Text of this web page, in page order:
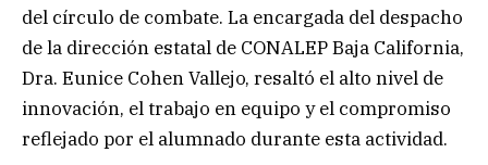
del círculo de combate. La encargada del despacho
de la dirección estatal de CONALEP Baja California,
Dra. Eunice Cohen Vallejo, resaltó el alto nivel de
innovación, el trabajo en equipo y el compromiso
reflejado por el alumnado durante esta actividad.